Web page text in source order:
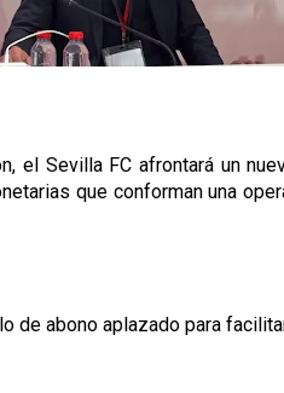
Sevilla FC afrontará un
que conforman una
de abono aplazado para